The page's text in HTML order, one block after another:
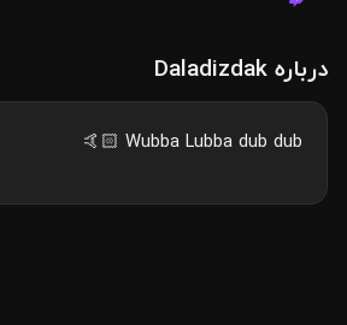
درباره Daladizdak
Wubba Lubba dub dub 🤙🏻